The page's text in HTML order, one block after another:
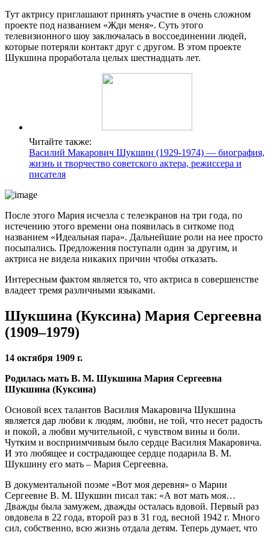
Тут актрису приглашают принять участие в очень сложном
проекте под названием «Жди меня». Суть этого
телевизионного шоу заключалась в воссоединении людей,
которые потеряли контакт друг с другом. В этом проекте
Шукшина проработала целых шестнадцать лет.
Читайте также:
Василий Макарович Шукшин (1929-1974) — биография,
жизнь и творчество советского актера, режиссера и
писателя
После этого Мария исчезла с телеэкранов на три года, по
истечению этого времени она появилась в ситкоме под
названием «Идеальная пара». Дальнейшие роли на нее просто
посыпались. Предложения поступали один за другим, и
актриса не видела никаких причин чтобы отказать.
Интересным фактом является то, что актриса в совершенстве
владеет тремя различными языками.
Шукшина (Куксина) Мария Сергеевна
(1909–1979)
14 октября 1909 г.
Родилась мать В. М. Шукшина Мария Сергеевна
Шукшина (Куксина)
Основой всех талантов Василия Макаровича Шукшина
является дар любви к людям, любви, не той, что несет радость
и покой, а любви мучительной, с чувством вины и боли.
Чутким и восприимчивым было сердце Василия Макаровича.
И это любящее и сострадающее сердце подарила В. М.
Шукшину его мать – Мария Сергеевна.
В документальной поэме «Вот моя деревня» о Марии
Сергеевне В. М. Шукшин писал так: «А вот мать моя…
Дважды была замужем, дважды осталась вдовой. Первый раз
овдовела в 22 года, второй раз в 31 год, весной 1942 г. Много
сил, собственно, всю жизнь отдала детям. Теперь думает, что